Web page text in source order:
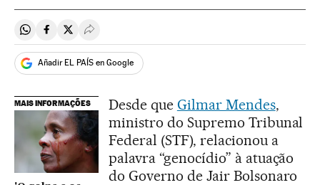
Compartir en Whatsapp
Compartir en Facebook
Compartir en Twitter
Desplegar Redes Sociales
Añadir EL PAÍS en Google
MAIS INFORMAÇÕES Desde que Gilmar Mendes,
ministro do Supremo Tribunal
Federal (STF), relacionou a
palavra “genocídio” à atuação
do Governo de Jair Bolsonaro